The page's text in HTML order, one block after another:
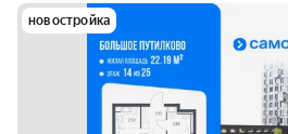
новостройка